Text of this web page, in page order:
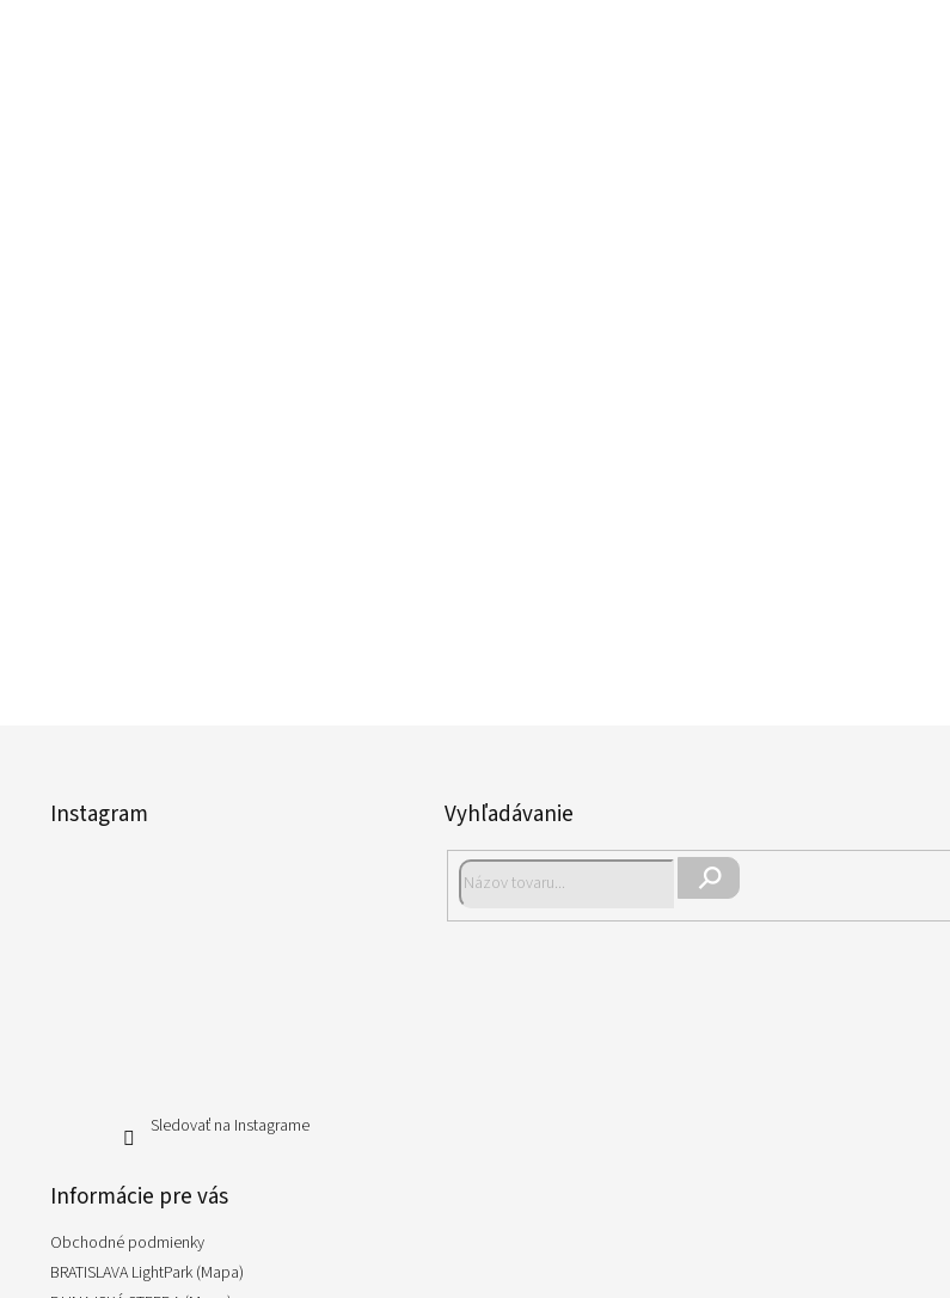
Instagram
Sledovať na Instagrame
Vyhľadávanie
Informácie pre vás
Obchodné podmienky
BRATISLAVA LightPark (Mapa)